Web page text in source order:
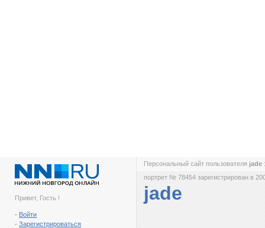
Привет, Гость !
- Войти
- Зарегистрироваться
Персональный сайт пользователя jade
портрет № 78454 зарегистрирован в
jade